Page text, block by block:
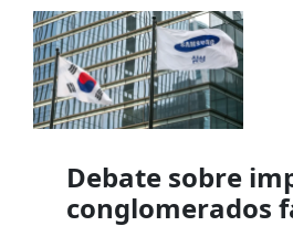
Debate sobre
conglomerados